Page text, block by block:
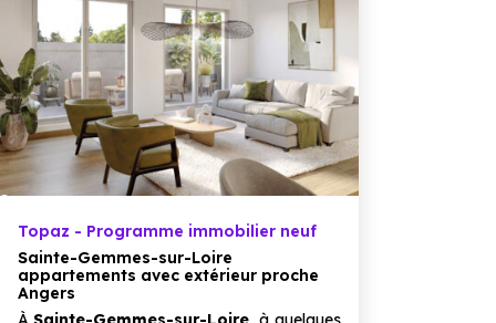
Topaz - Programme immobilier neuf
Sainte-Gemmes-sur-Loire
appartements avec extérieur proche
Angers